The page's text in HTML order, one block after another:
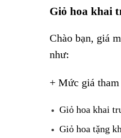
Giỏ hoa khai
Chào bạn, giá
như:
+ Mức giá tham
Giỏ hoa khai
Giỏ hoa tặng